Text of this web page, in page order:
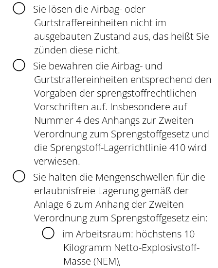
Sie lösen die Airbag- oder
Gurtstraffereinheiten nicht im
ausgebauten Zustand aus, das heißt Sie
zünden diese nicht.
Sie bewahren die Airbag- und
Gurtstraffereinheiten entsprechend den
Vorgaben der sprengstoffrechtlichen
Vorschriften auf. Insbesondere auf
Nummer 4 des Anhangs zur Zweiten
Verordnung zum Sprengstoffgesetz und
die Sprengstoff-Lagerrichtlinie 410 wird
verwiesen.
Sie halten die Mengenschwellen für die
erlaubnisfreie Lagerung gemäß der
Anlage 6 zum Anhang der Zweiten
Verordnung zum Sprengstoffgesetz ein:
im Arbeitsraum: höchstens 10
Kilogramm Netto-Explosivstoff-
Masse (NEM),